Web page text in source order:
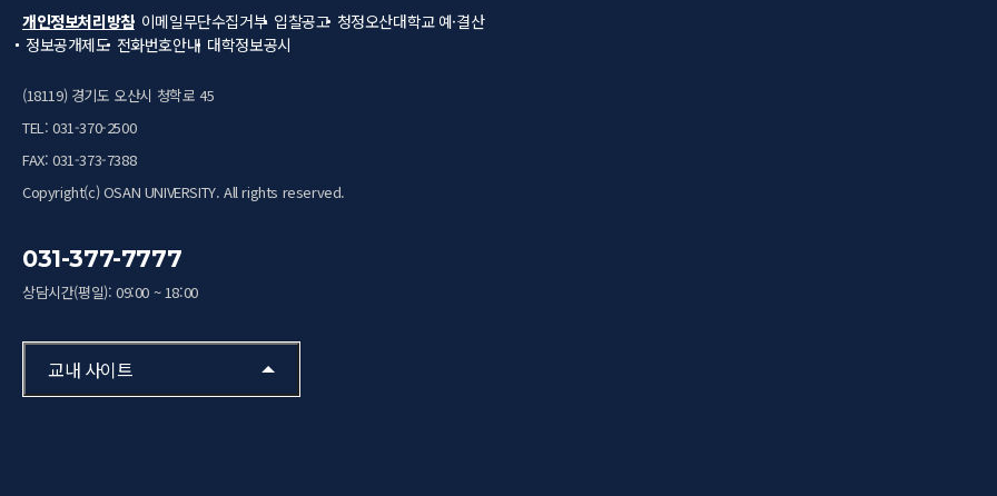
개인정보처리방침 이메일무단수집거부 입찰공고 청정오산대학교 예·결산
정보공개제도 전화번호안내 대학정보공시
(18119) 경기도 오산시 청학로 45
TEL: 031-370-2500
FAX: 031-373-7388
Copyright(c) OSAN UNIVERSITY. All rights reserved.
031-377-7777
상담시간(평일): 09:00 ~ 18:00
교내 사이트